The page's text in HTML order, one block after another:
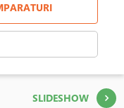
SLIDESHOW